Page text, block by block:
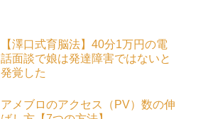
【澤口式育脳法】40分1万円の電
話面談で娘は発達障害ではないと
発覚した
アメブロのアクセス（PV）数の伸